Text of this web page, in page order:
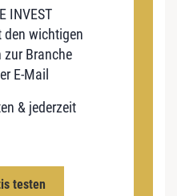
INVEST
wichtigen
Branche
E-Mail
& jederzeit
testen